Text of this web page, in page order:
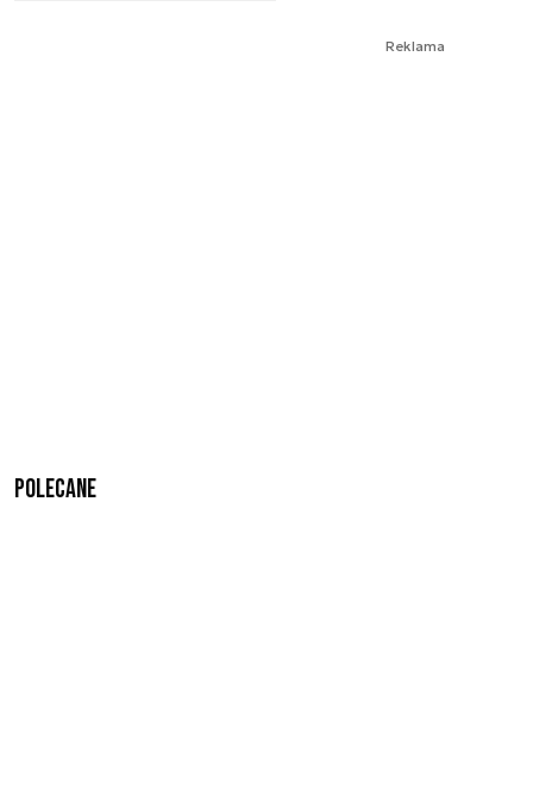
Reklama
Polecane